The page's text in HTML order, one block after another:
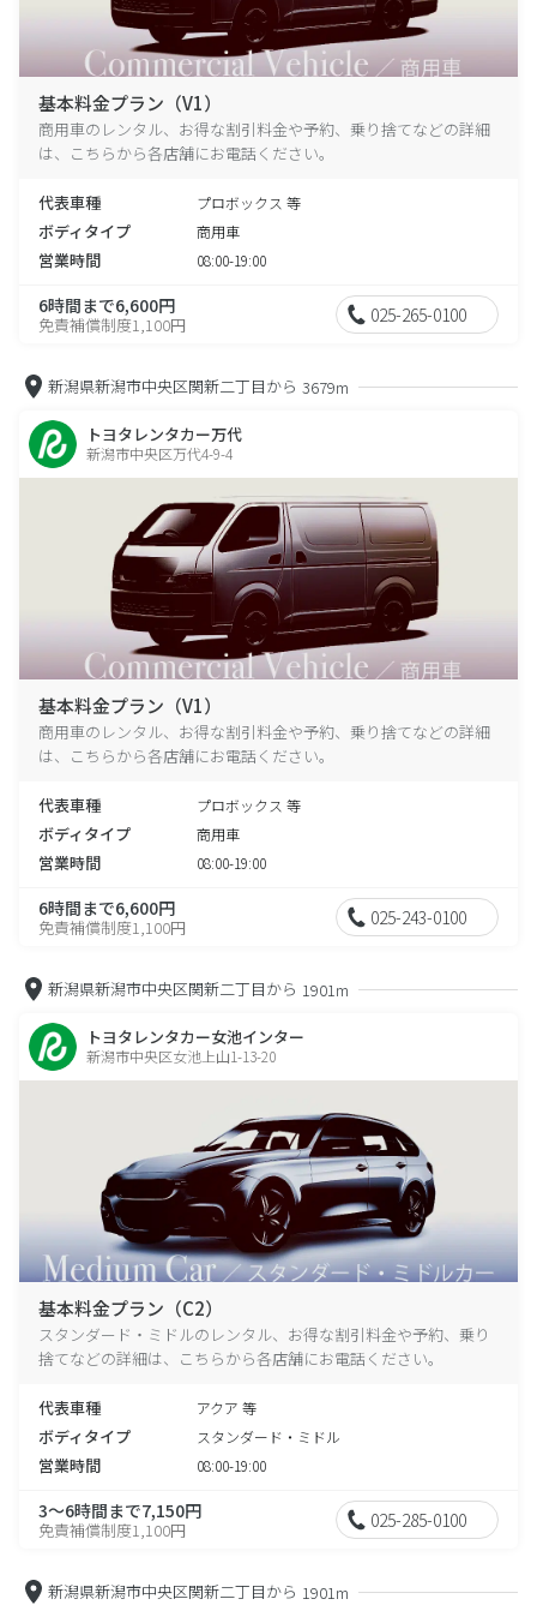
基本料金プラン（V1）
商用車のレンタル、お得な割引料金や予約、乗り捨てなどの詳細
は、こちらから各店舗にお電話ください。
代表車種 プロボックス 等
ボディタイプ 商用車
営業時間 08:00-19:00
6時間まで6,600円
免責補償制度1,100円 025-265-0100
新潟県新潟市中央区関新二丁目から 3679m
トヨタレンタカー万代
新潟市中央区万代4-9-4
基本料金プラン（V1）
商用車のレンタル、お得な割引料金や予約、乗り捨てなどの詳細
は、こちらから各店舗にお電話ください。
代表車種 プロボックス 等
ボディタイプ 商用車
営業時間 08:00-19:00
6時間まで6,600円
免責補償制度1,100円 025-243-0100
新潟県新潟市中央区関新二丁目から 1901m
トヨタレンタカー女池インター
新潟市中央区女池上山1-13-20
基本料金プラン（C2）
スタンダード・ミドルのレンタル、お得な割引料金や予約、乗り
捨てなどの詳細は、こちらから各店舗にお電話ください。
代表車種 アクア 等
ボディタイプ スタンダード・ミドル
営業時間 08:00-19:00
3～6時間まで7,150円
免責補償制度1,100円 025-285-0100
新潟県新潟市中央区関新二丁目から 1901m